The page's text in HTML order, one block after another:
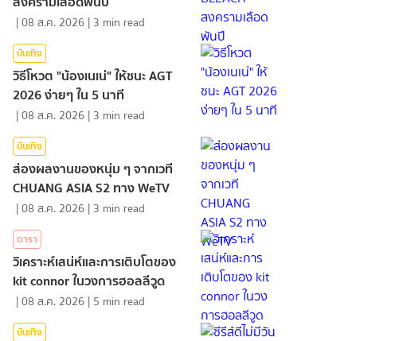
|08 ส.ค. 2026 | 3 min read
บันเทิง
วิธีโหวต "น้องเนเน่" ให้ชนะ AGT
2026 ง่ายๆ ใน 5 นาที
|08 ส.ค. 2026 | 3 min read
บันเทิง
ส่องผลงานของหนุ่ม ๆ จากเวที
CHUANG ASIA S2 ทาง WeTV
|08 ส.ค. 2026 | 3 min read
ดารา
วิเคราะห์เสน่ห์และการเติบโตของ
kit connor ในวงการฮอลลีวูด
|08 ส.ค. 2026 | 5 min read
บันเทิง